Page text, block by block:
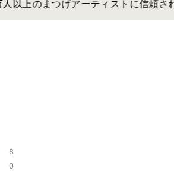
のまつげアーティストに信頼されてい
8
0